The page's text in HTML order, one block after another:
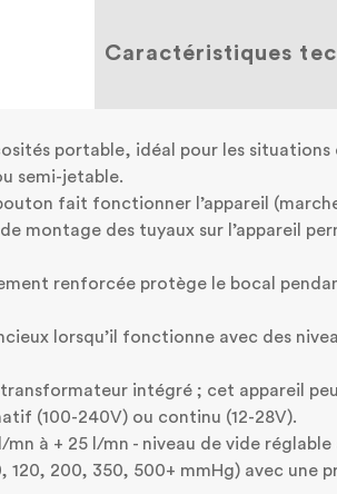
Caractéristiques
portable, idéal pour les situations
semi-jetable.
fait fonctionner l’appareil
montage des tuyaux sur l’appareil
renforcée protège le bocal
lorsqu’il fonctionne avec des
intégré ; cet appareil
(100-240V) ou continu (12-28V).
mn à + 25 l/mn - niveau de vide
120, 200, 350, 500+ mmHg) avec une